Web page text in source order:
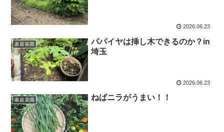
2026.06.23
家庭菜園
パパイヤは挿し木できるのか？in
埼玉
2026.06.23
家庭菜園 ねばニラがうまい！！